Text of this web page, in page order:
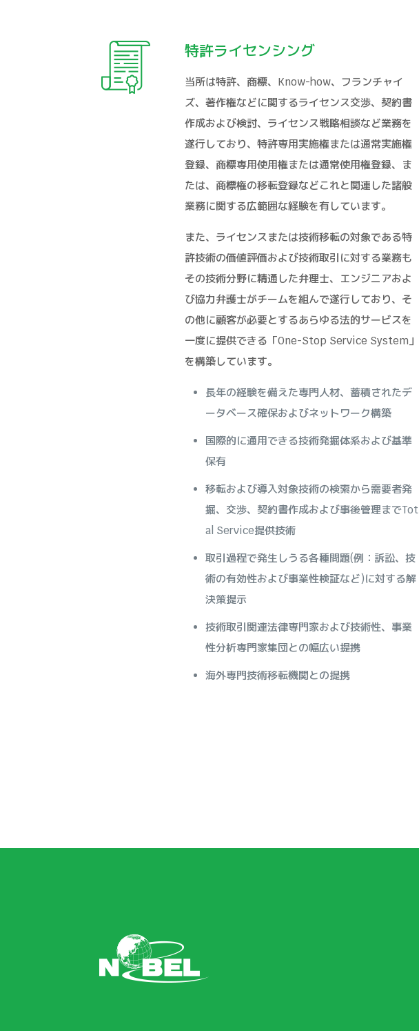
特許ライセンシング
当所は特許、商標、Know-how、フランチャイ
ズ、著作権などに関するライセンス交渉、契約書
作成および検討、ライセンス戦略相談など業務を
遂行しており、特許専用実施権または通常実施権
登録、商標専用使用権または通常使用権登録、ま
たは、商標権の移転登録などこれと関連した諸般
業務に関する広範囲な経験を有しています。
また、ライセンスまたは技術移転の対象である特
許技術の価値評価および技術取引に対する業務も
その技術分野に精通した弁理士、エンジニアおよ
び協力弁護士がチームを組んで遂行しており、そ
の他に顧客が必要とするあらゆる法的サービスを
一度に提供できる「One-Stop Service System」
を構築しています。
長年の経験を備えた専門人材、蓄積されたデ
ータベース確保およびネットワーク構築
国際的に通用できる技術発掘体系および基準
保有
移転および導入対象技術の検索から需要者発
掘、交渉、契約書作成および事後管理までTot
al Service提供技術
取引過程で発生しうる各種問題(例：訴訟、技
術の有効性および事業性検証など)に対する解
決策提示
技術取引関連法律専門家および技術性、事業
性分析専門家集団との幅広い提携
海外専門技術移転機関との提携